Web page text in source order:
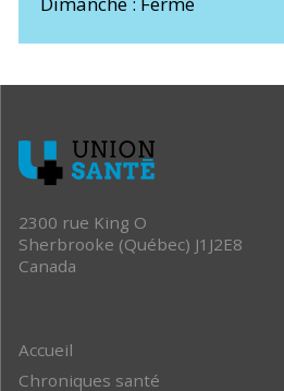
2300 rue King O
Sherbrooke (Québec) J1J2E8
Canada
Accueil
Chroniques santé